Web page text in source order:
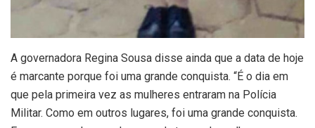
A governadora Regina Sousa disse ainda que a data de hoje
é marcante porque foi uma grande conquista. “É o dia em
que pela primeira vez as mulheres entraram na Polícia
Militar. Como em outros lugares, foi uma grande conquista.